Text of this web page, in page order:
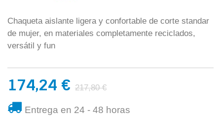
Chaqueta aislante ligera y confortable de corte standar
de mujer, en materiales completamente reciclados,
versátil y fun
174,24 € 217,80 €
Entrega en 24 - 48 horas